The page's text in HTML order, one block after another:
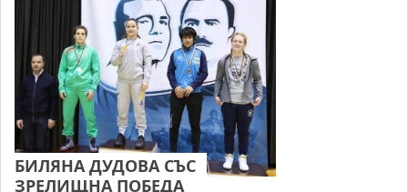
БИЛЯНА ДУДОВА СЪС
ЗРЕЛИЩНА ПОБЕДА